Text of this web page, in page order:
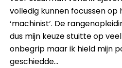
volledig kunnen focussen op
‘machinist’. De
dus mijn keuze stuitte op
onbegrip maar ik hield mijn
geschiedde…